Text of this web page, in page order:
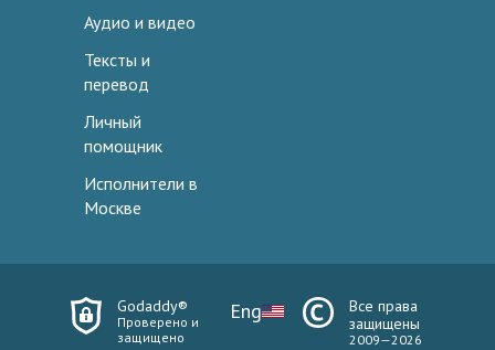
Аудио и видео
Тексты и
перевод
Личный
помощник
Исполнители в
Москве
Godaddy®
Проверено и
защищено
Eng
Все права
защищены
2009—2026